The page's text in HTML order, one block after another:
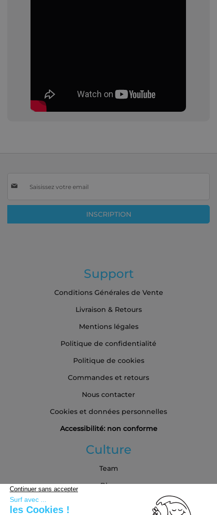
lettre
:
INSCRIPTION
Support
Conditions Générales de Vente
Livraison & Retours
Mentions légales
Politique de confidentialité
Politique de cookies
Commandes et retours
Nous contacter
Cookies et données personnelles
Accessibilité: non conforme
Culture
Team
Blog